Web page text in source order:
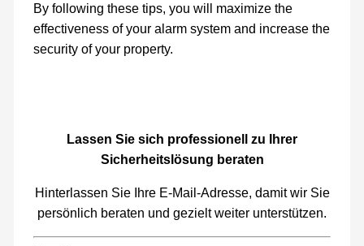
By following these tips, you will maximize the
effectiveness of your alarm system and increase the
security of your property.
Lassen Sie sich professionell zu Ihrer
Sicherheitslösung beraten
Hinterlassen Sie Ihre E-Mail-Adresse, damit wir Sie
persönlich beraten und gezielt weiter unterstützen.